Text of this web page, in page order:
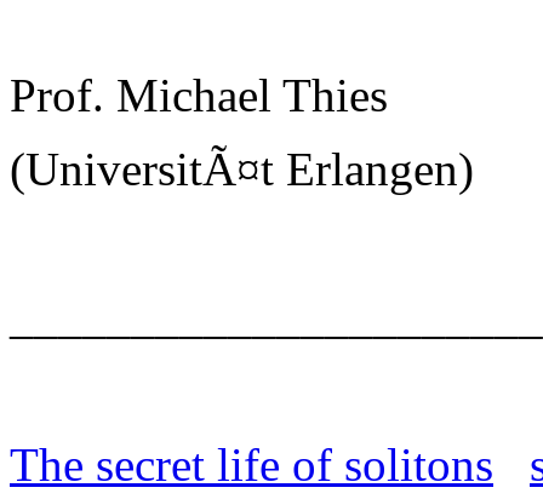
Prof. Michael Thies
(UniversitÃ¤t Erlangen)
The secret life of solitons